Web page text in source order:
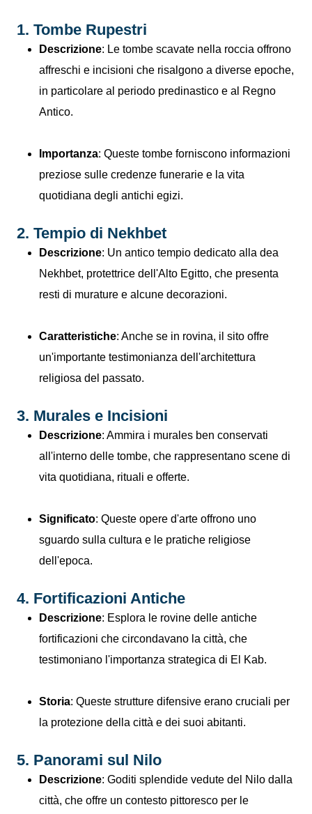
1. Tombe Rupestri
Descrizione: Le tombe scavate nella roccia offrono
affreschi e incisioni che risalgono a diverse epoche,
in particolare al periodo predinastico e al Regno
Antico.
Importanza: Queste tombe forniscono informazioni
preziose sulle credenze funerarie e la vita
quotidiana degli antichi egizi.
2. Tempio di Nekhbet
Descrizione: Un antico tempio dedicato alla dea
Nekhbet, protettrice dell'Alto Egitto, che presenta
resti di murature e alcune decorazioni.
Caratteristiche: Anche se in rovina, il sito offre
un'importante testimonianza dell'architettura
religiosa del passato.
3. Murales e Incisioni
Descrizione: Ammira i murales ben conservati
all'interno delle tombe, che rappresentano scene di
vita quotidiana, rituali e offerte.
Significato: Queste opere d'arte offrono uno
sguardo sulla cultura e le pratiche religiose
dell'epoca.
4. Fortificazioni Antiche
Descrizione: Esplora le rovine delle antiche
fortificazioni che circondavano la città, che
testimoniano l'importanza strategica di El Kab.
Storia: Queste strutture difensive erano cruciali per
la protezione della città e dei suoi abitanti.
5. Panorami sul Nilo
Descrizione: Goditi splendide vedute del Nilo dalla
città, che offre un contesto pittoresco per le